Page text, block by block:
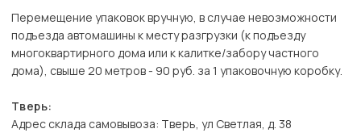
Перемещение упаковок вручную, в случае невозможности
подъезда автомашины к месту разгрузки (к подъезду
многоквартирного дома или к калитке/забору частного
дома), свыше 20 метров - 90 руб. за 1 упаковочную коробку.
Тверь:
Адрес склада самовывоза: Тверь, ул Светлая, д. 38